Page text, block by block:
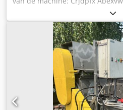
(poederfijn, tussen 25-100
stenen worden de deeltjes
waardoor het meel fijn en
producten kunnen worden
maïs, rijst, rogge, kikkererwten,
oergraan. - Gedroogde planten,
paprika, wortel, groente,
framboos, aardbei, zure kers,
(droge massa na oliepersing):
oliepompoen, hennepzaad,